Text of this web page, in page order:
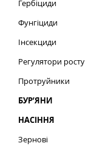
Гербіциди
Фунгіциди
Інсекциди
Регулятори росту
Протруйники
БУР’ЯНИ
НАСІННЯ
Зернові